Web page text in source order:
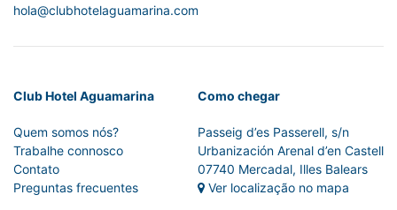
hola@clubhotelaguamarina.com
Club Hotel Aguamarina
Quem somos nós?
Trabalhe connosco
Contato
Preguntas frecuentes
Como chegar
Passeig d’es Passerell, s/n
Urbanización Arenal d’en Castell
07740 Mercadal, Illes Balears
Ver localização no mapa